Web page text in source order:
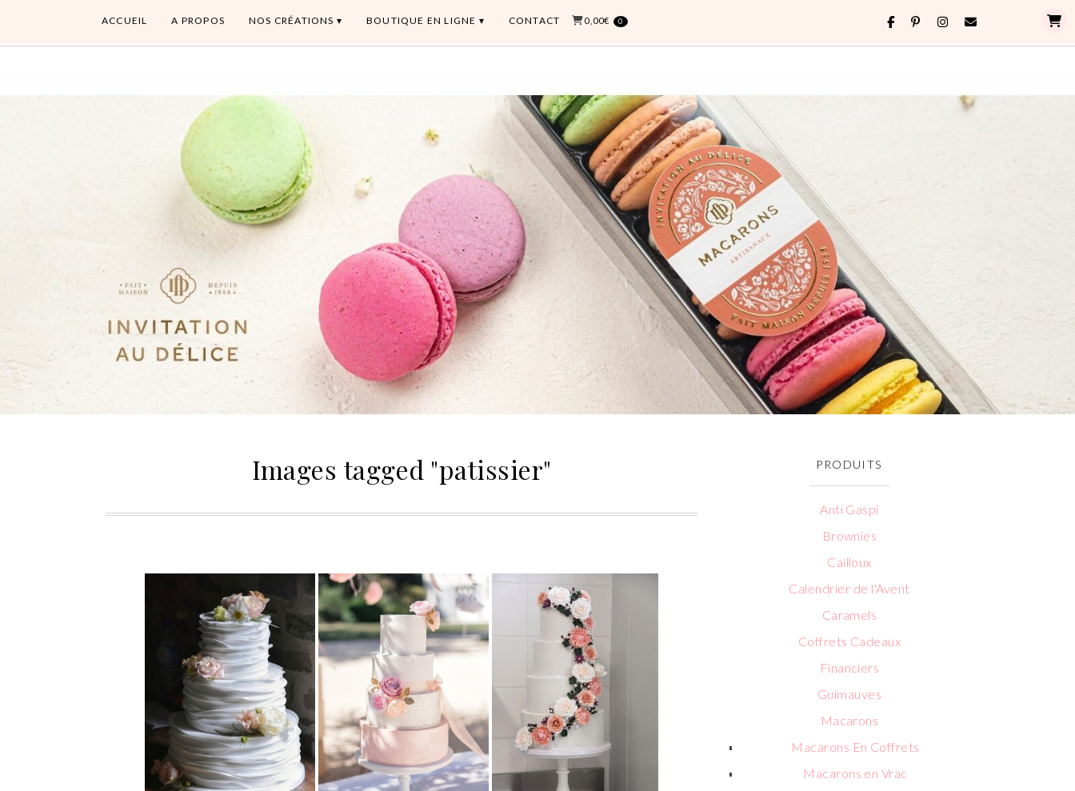
ACCUEIL A PROPOS NOS CRÉATIONS BOUTIQUE EN LIGNE CONTACT 0,00€ 0
Images tagged "patissier" PRODUITS
Anti Gaspi
Brownies
Cailloux
Calendrier de l'Avent
Caramels
Coffrets Cadeaux
Financiers
Guimauves
Macarons
Macarons En Coffrets
Macarons en Vrac